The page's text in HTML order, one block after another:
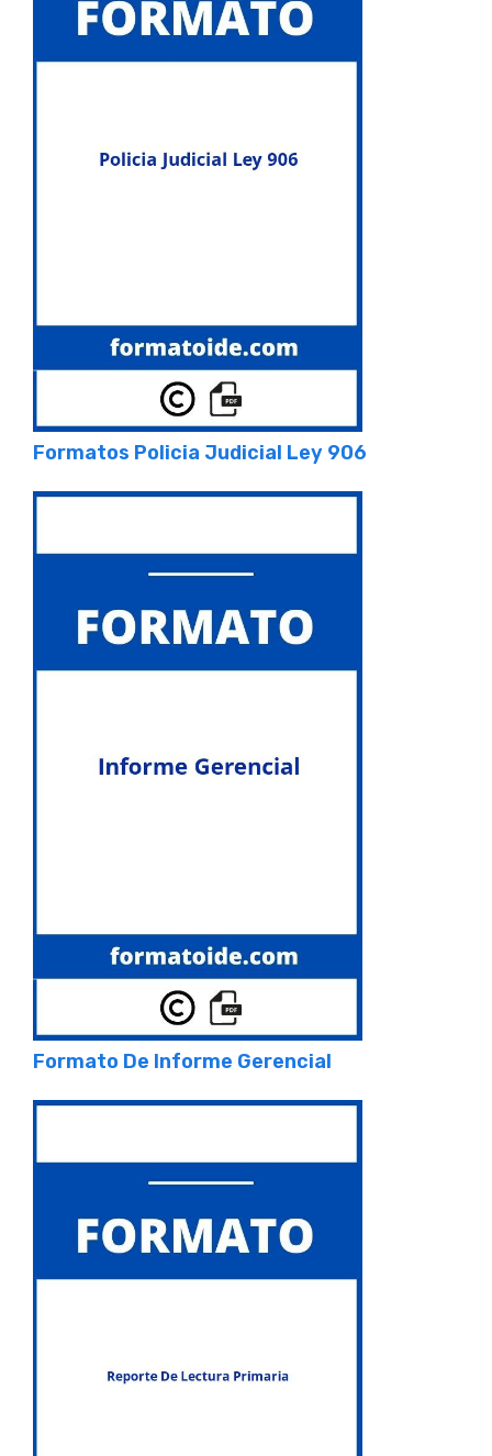
Formatos Policia Judicial Ley 906
Formato De Informe Gerencial